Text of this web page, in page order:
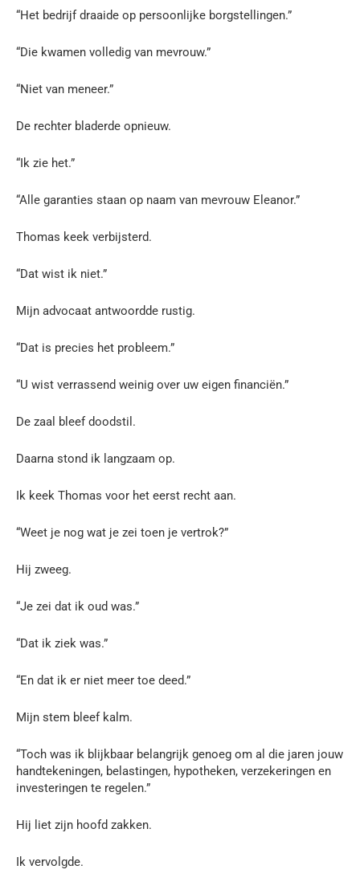
“Het bedrijf draaide op persoonlijke borgstellingen.”
“Die kwamen volledig van mevrouw.”
“Niet van meneer.”
De rechter bladerde opnieuw.
“Ik zie het.”
“Alle garanties staan op naam van mevrouw Eleanor.”
Thomas keek verbijsterd.
“Dat wist ik niet.”
Mijn advocaat antwoordde rustig.
“Dat is precies het probleem.”
“U wist verrassend weinig over uw eigen financiën.”
De zaal bleef doodstil.
Daarna stond ik langzaam op.
Ik keek Thomas voor het eerst recht aan.
“Weet je nog wat je zei toen je vertrok?”
Hij zweeg.
“Je zei dat ik oud was.”
“Dat ik ziek was.”
“En dat ik er niet meer toe deed.”
Mijn stem bleef kalm.
“Toch was ik blijkbaar belangrijk genoeg om al die jaren jouw
handtekeningen, belastingen, hypotheken, verzekeringen en
investeringen te regelen.”
Hij liet zijn hoofd zakken.
Ik vervolgde.